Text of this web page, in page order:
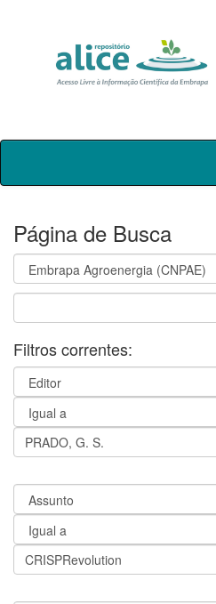
Skip
Página de Busca
Filtros correntes: